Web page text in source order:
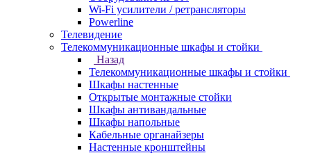
Wi-Fi усилители / ретрансляторы
Powerline
Телевидение
Телекоммуникационные шкафы и стойки
Назад
Телекоммуникационные шкафы и стойки
Шкафы настенные
Открытые монтажные стойки
Шкафы антивандальные
Шкафы напольные
Кабельные органайзеры
Настенные кронштейны